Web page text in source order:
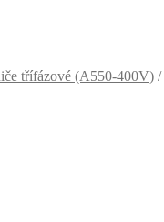
třífázové (A550-400V) /